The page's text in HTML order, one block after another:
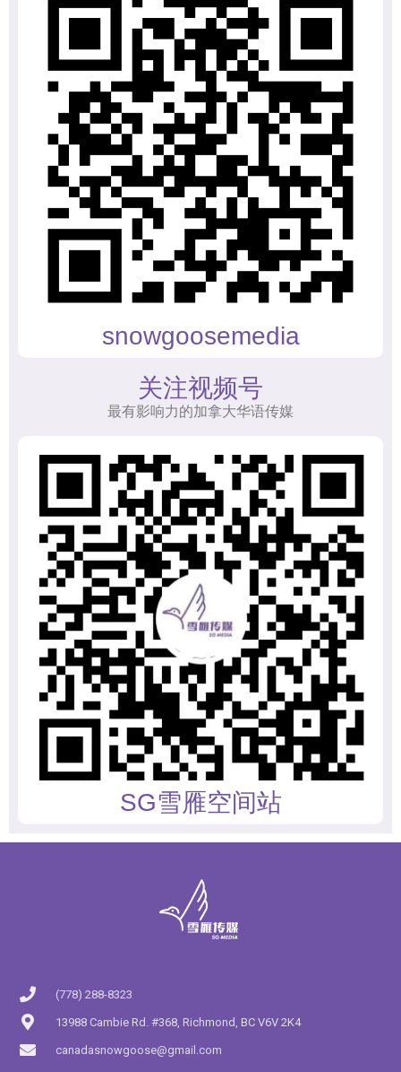
snowgoosemedia
关注视频号
最有影响力的加拿大华语传媒
SG雪雁空间站
(778) 288-8323
13988 Cambie Rd. #368, Richmond, BC V6V 2K4
canadasnowgoose@gmail.com